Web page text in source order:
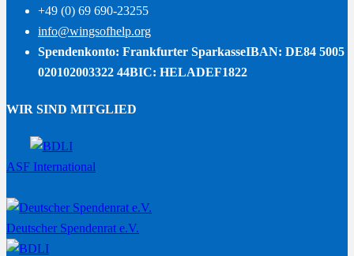
+49 (0) 69 690-23255
info@wingsofhelp.org
Spendenkonto: Frankfurter SparkasseIBAN: DE84 5005
020102003322 44BIC: HELADEF1822
WIR SIND MITGLIED
ASF International
Deutscher Spendenrat e.V.